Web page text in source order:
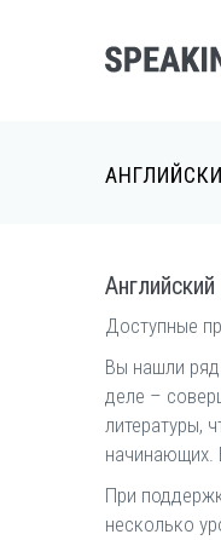
Доступные
Вы нашли ряд
деле –
литературы,
начинающих.
При
несколько